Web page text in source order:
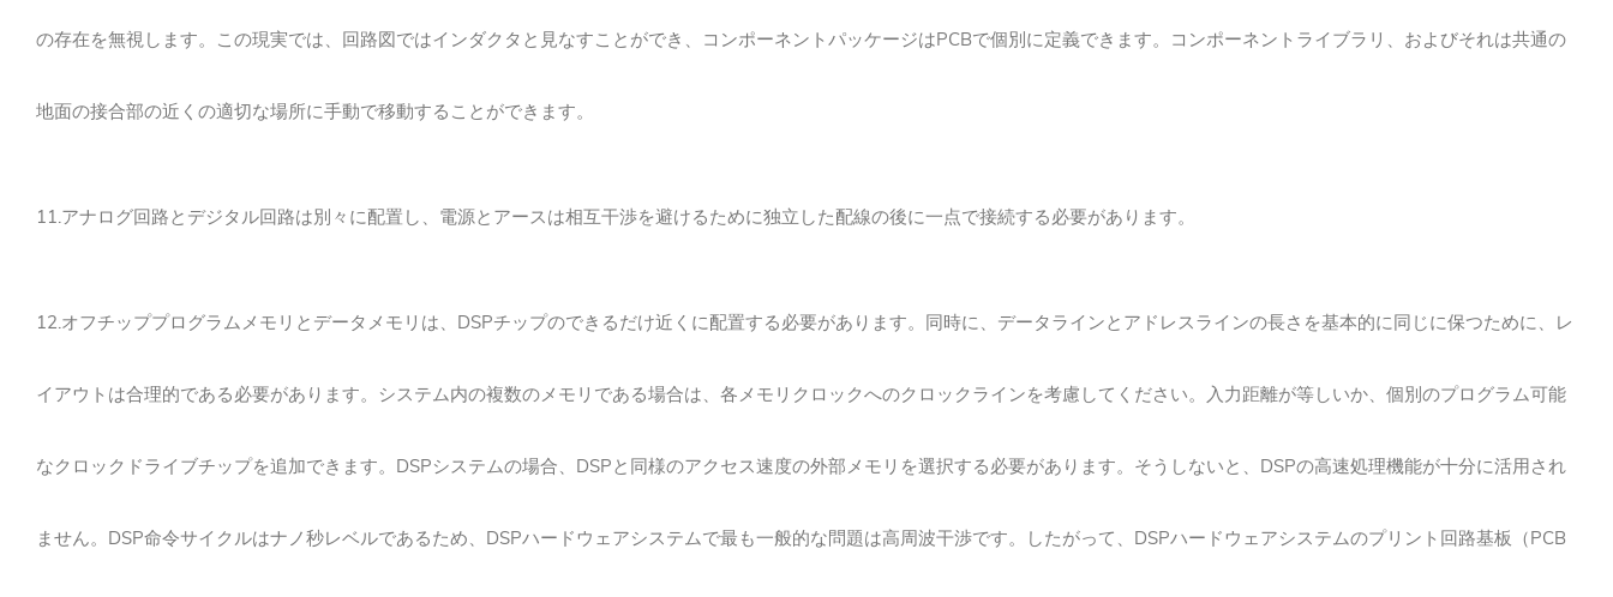
の存在を無視します。この現実では、回路図ではインダクタと見なすことができ、コンポーネントパッケージはPCBで個別に定義できます。コンポーネントライブラリ、およびそれは共通の
地面の接合部の近くの適切な場所に手動で移動することができます。
11.アナログ回路とデジタル回路は別々に配置し、電源とアースは相互干渉を避けるために独立した配線の後に一点で接続する必要があります。
12.オフチッププログラムメモリとデータメモリは、DSPチップのできるだけ近くに配置する必要があります。同時に、データラインとアドレスラインの長さを基本的に同じに保つために、レ
イアウトは合理的である必要があります。システム内の複数のメモリである場合は、各メモリクロックへのクロックラインを考慮してください。入力距離が等しいか、個別のプログラム可能
なクロックドライブチップを追加できます。 DSPシステムの場合、DSPと同様のアクセス速度の外部メモリを選択する必要があります。そうしないと、DSPの高速処理機能が十分に活用され
ません。 DSP命令サイクルはナノ秒レベルであるため、DSPハードウェアシステムで最も一般的な問題は高周波干渉です。 したがって、DSPハードウェアシステムのプリント回路基板（PCB